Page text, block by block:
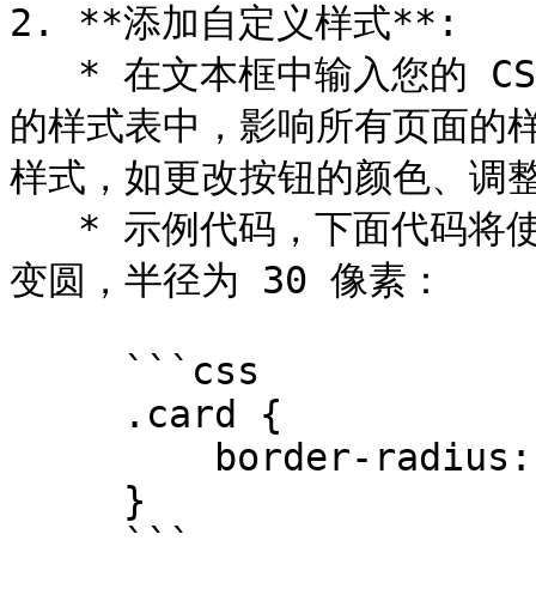
2. **添加自定义样式**:
的样式表中，影响所有页面的
样式，如更改按钮的颜色、调
变圆，半径为 30 像素：